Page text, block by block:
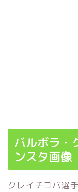
バルボラ・
ンスタ画像
クレイチコバ選